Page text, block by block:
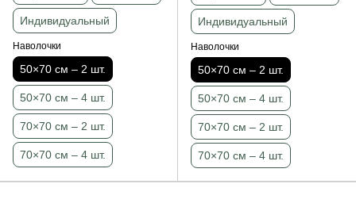
Индивидуальный
Наволочки
50×70 см – 2 шт.
50×70 см – 4 шт.
70×70 см – 2 шт.
70×70 см – 4 шт.
Индивидуальный
Наволочки
50×70 см – 2 шт.
50×70 см – 4 шт.
70×70 см – 2 шт.
70×70 см – 4 шт.